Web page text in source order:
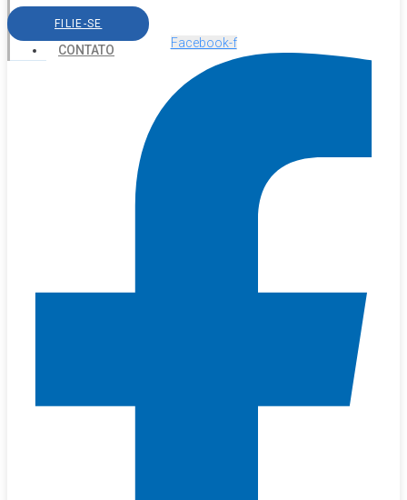
SERVIÇOS
AGENDA
CONTATO
FILIE-SE
Facebook-f